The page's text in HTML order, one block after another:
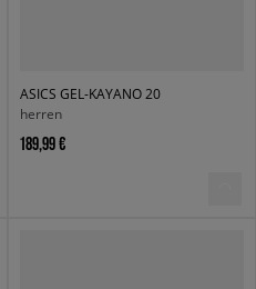
ASICS GEL-KAYANO 20
herren
189,99 €